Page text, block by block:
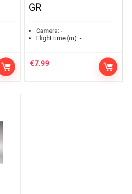
GR
Camera: -
Flight time (m): -
€7.99